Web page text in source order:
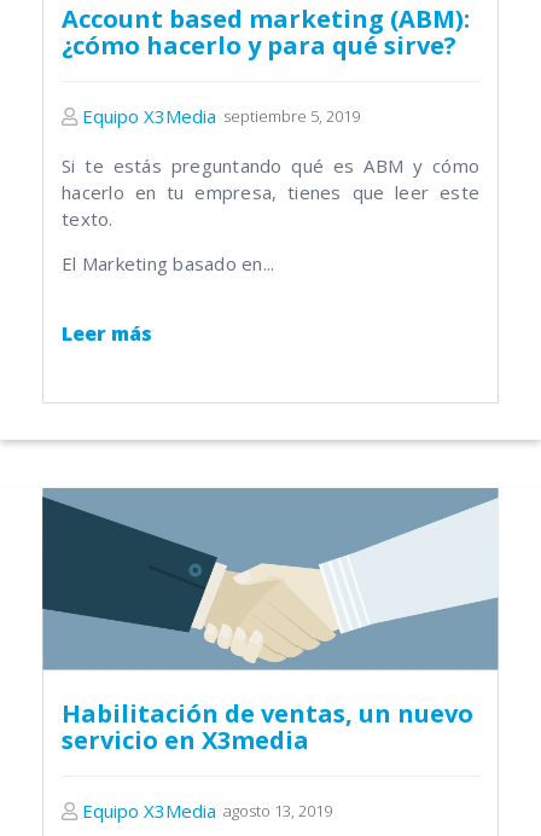
Account based marketing (ABM):
¿cómo hacerlo y para qué sirve?
Equipo X3Media septiembre 5, 2019
Si te estás preguntando qué es ABM y cómo
hacerlo en tu empresa, tienes que leer este
texto.
El Marketing basado en...
Leer más
Habilitación de ventas, un nuevo
servicio en X3media
Equipo X3Media agosto 13, 2019